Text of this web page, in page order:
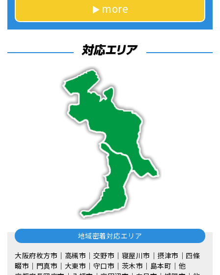
more
地域密着対応エリア
大阪府枚方市｜高槻市｜交野市｜寝屋川市｜摂津市｜四條
畷市｜門真市｜大東市｜守口市｜茨木市｜島本町｜他